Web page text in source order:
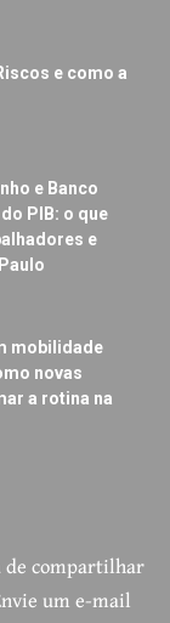
e como a
e Banco
PIB: o que
e
mobilidade
novas
a rotina na
de compartilhar
um e-mail